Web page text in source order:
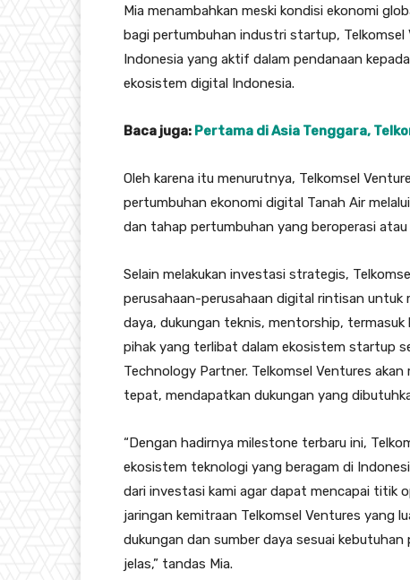
Mia menambahkan meski kondisi ekonomi
bagi pertumbuhan industri startup,
Indonesia yang aktif dalam pendanaan
ekosistem digital Indonesia.
Baca juga: Pertama di Asia Tenggara,
Oleh karena itu menurutnya, Telkomsel
pertumbuhan ekonomi digital Tanah Air
dan tahap pertumbuhan yang beroperasi
Selain melakukan investasi strategis,
perusahaan-perusahaan digital rintisan
daya, dukungan teknis, mentorship,
pihak yang terlibat dalam ekosistem startup
Technology Partner. Telkomsel Ventures
tepat, mendapatkan dukungan yang
“Dengan hadirnya milestone terbaru ini,
ekosistem teknologi yang beragam di
dari investasi kami agar dapat mencapai titik
jaringan kemitraan Telkomsel Ventures yang
dukungan dan sumber daya sesuai
jelas,” tandas Mia.